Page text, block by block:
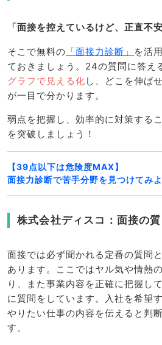
「面接を控えているけど、正直不
そこで無料の 「面接力診断」
を活
ておきましょう。24の質問に答え
グラフで見える化 し、どこを伸ば
が一目で分かります。
弱点を把握し、効率的に対策する
を突破しましょう！
【39点以下は危険度MAX】
面接力診断で苦手分野を見つけてみよ
株式会社ディスコ：面接の
面接では必ず聞かれる定番の質問
あります。ここではヤル気や情熱
り、また事業内容を正確に把握し
に質問をしています。入社を希望
やりたい仕事の内容を伝えると判
す。